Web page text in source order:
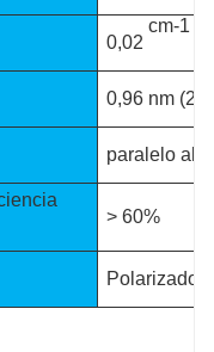
0,02
cm-1
0,96 nm
paralelo al
> 60%
Polarizado